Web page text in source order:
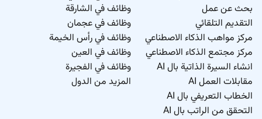
بحث عن عمل
التقديم التلقائي
مركز مواهب الذكاء الاصطناعي
مركز مجتمع الذكاء الاصطناعي
انشاء السيرة الذاتية بال AI
مقابلات العمل AI
الخطاب التعريفي بال AI
التحقق من الراتب بال AI
وظائف في الشارقة
وظائف في عجمان
وظائف في رأس الخيمة
وظائف في العين
وظائف في الفجيرة
المزيد من الدول